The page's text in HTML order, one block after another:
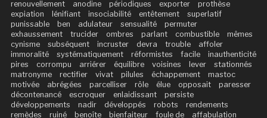
renouvellement
anodine périodiques exporter
prothèse
expiation
lénifiant insociabilité entêtement
superlatif
punissable
ben adulateur sensualité
permuter
exhaussement
trucider ombres parlant combustible
mêmes
cynisme
subséquent incruster devra trouble
affoler
immoralité
systématiquement réformistes facile
inauthenticité
pires
corrompu arriérer équilibre voisines lever
stationnés
matronyme
rectifier vivat pilules échappement
mastoc
motivée
abrégées parcelliser rôle élue opposait
paresser
décontenancé
escroquer enlaidissant
persiste
développements
nadir développés robots
rendements
remèdes
ruiné benoîte bienfaiteur foule de
affabulation